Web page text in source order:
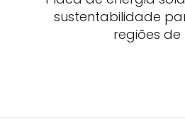
sustentabilidade
regiões de